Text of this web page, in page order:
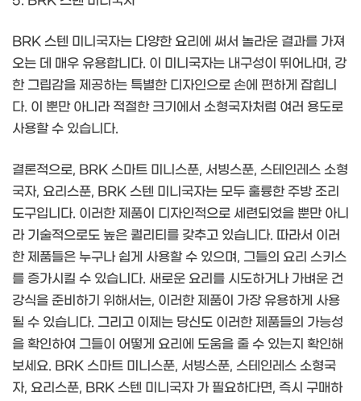
BRK 스텐 미니국자는 다양한 요리에 써서 놀라운 결과를 가져
오는 데 매우 유용합니다. 이 미니국자는 내구성이 뛰어나며, 강
한 그립감을 제공하는 특별한 디자인으로 손에 편하게 잡힙니
다. 이 뿐만 아니라 적절한 크기에서 소형국자처럼 여러 용도로
사용할 수 있습니다.
결론적으로, BRK 스마트 미니스푼, 서빙스푼, 스테인레스 소형
국자, 요리스푼, BRK 스텐 미니국자는 모두 훌륭한 주방 조리
도구입니다. 이러한 제품이 디자인적으로 세련되었을 뿐만 아니
라 기술적으로도 높은 퀄리티를 갖추고 있습니다. 따라서 이러
한 제품들은 누구나 쉽게 사용할 수 있으며, 그들의 요리 스키스
를 증가시킬 수 있습니다. 새로운 요리를 시도하거나 가벼운 건
강식을 준비하기 위해서는, 이러한 제품이 가장 유용하게 사용
될 수 있습니다. 그리고 이제는 당신도 이러한 제품들의 가능성
을 확인하여 그들이 어떻게 요리에 도움을 줄 수 있는지 확인해
보세요. BRK 스마트 미니스푼, 서빙스푼, 스테인레스 소형국
자, 요리스푼, BRK 스텐 미니국자 가 필요하다면, 즉시 구매하